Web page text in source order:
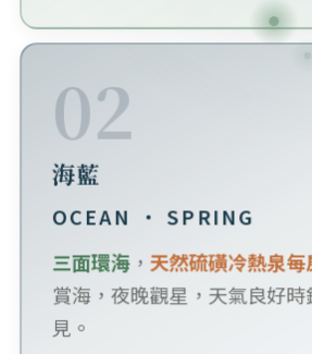
02
海藍
OCEAN · SPRING
三面環海， 天然硫磺冷熱泉每
賞海，夜晚觀星，天氣良好
見。